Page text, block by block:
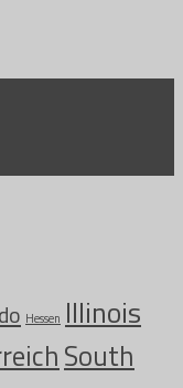
Hessen Illinois
South